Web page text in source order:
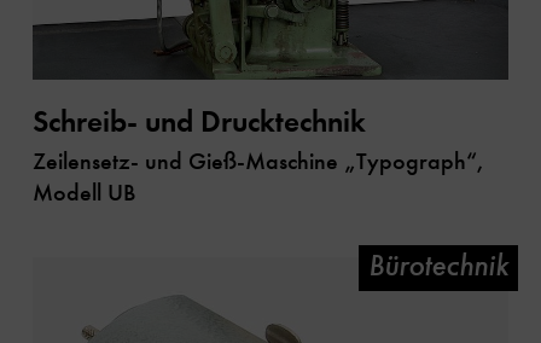
Schreib- und Drucktechnik
Zeilensetz- und Gieß-Maschine „Typograph“,
Modell UB
Bürotechnik